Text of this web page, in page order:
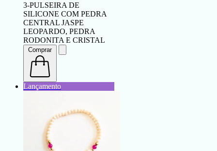
3-PULSEIRA DE
SILICONE COM PEDRA
CENTRAL JASPE
LEOPARDO, PEDRA
RODONITA E CRISTAL
Comprar